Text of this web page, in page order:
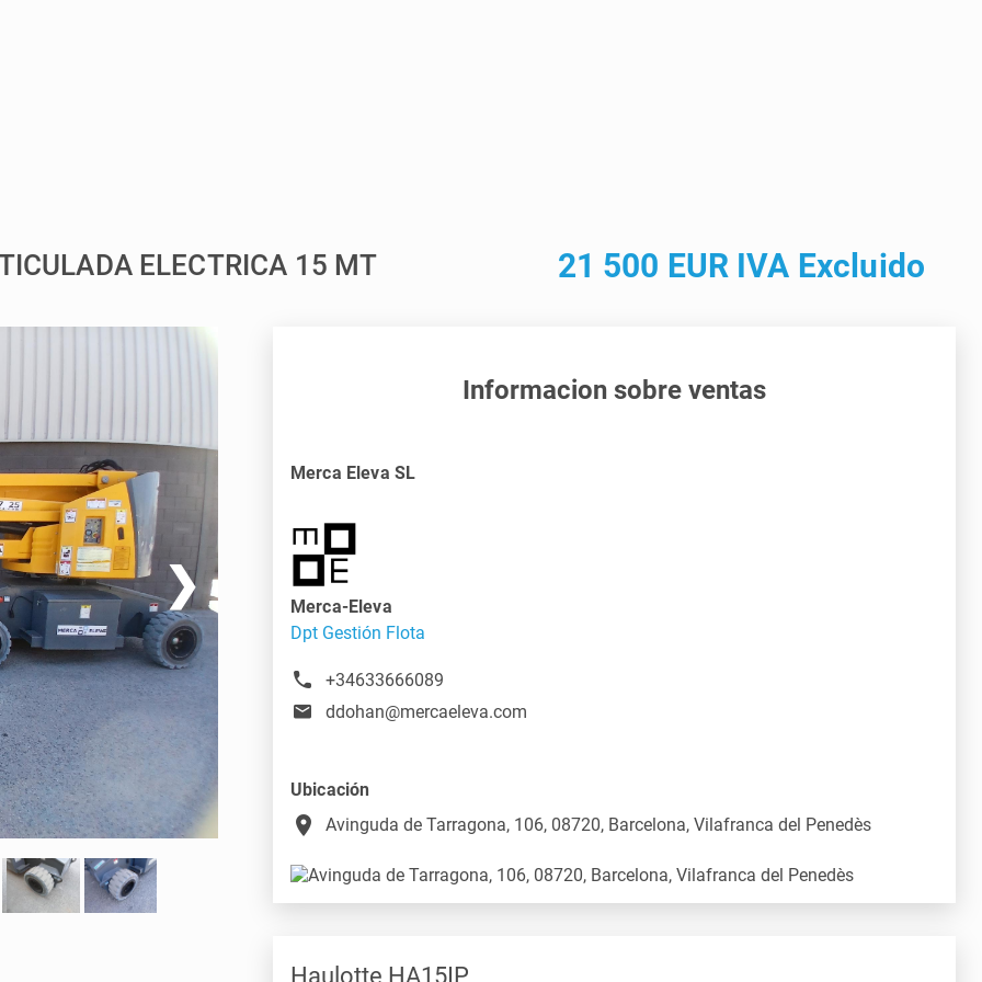
ELECTRICA 15 MT 21 500 EUR IVA Excluido
❯
Informacion sobre ventas
Merca Eleva SL
Merca-Eleva
Dpt Gestión Flota
+34633666089
ddohan@mercaeleva.com
Ubicación
place Avinguda de Tarragona, 106, 08720, Barcelona, Vilafranca del Penedès
Haulotte HA15IP